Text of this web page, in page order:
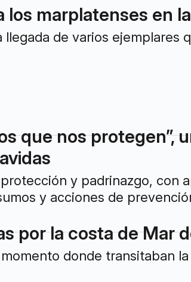
los marplatenses en
de varios ejemplares
que nos protegen”,
y padrinazgo, con
y acciones de
por la costa de Mar
donde transitaban